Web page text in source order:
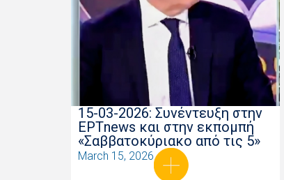
15-03-2026: Συνέντευξη στην
ΕΡΤnews και στην εκπομπή
«Σαββατοκύριακο από τις 5»
March 15, 2026